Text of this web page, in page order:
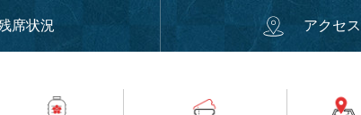
席状況 アクセス